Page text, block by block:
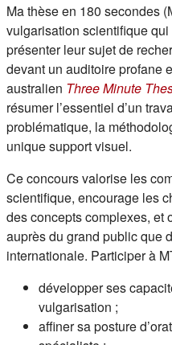
Ma thèse en 180 secondes
vulgarisation scientifique
présenter leur sujet de
devant un auditoire profane
australien Three Minute
résumer l’essentiel d’un
problématique, la
unique support visuel.
Ce concours valorise les
scientifique, encourage les
des concepts complexes, et
auprès du grand public que
internationale. Participer à
développer ses
vulgarisation ;
affiner sa posture